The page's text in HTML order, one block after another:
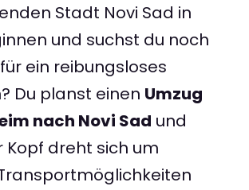
Stadt Novi Sad in
und suchst du noch
ein reibungsloses
Du planst einen Umzug
nach Novi Sad und
Kopf dreht sich um